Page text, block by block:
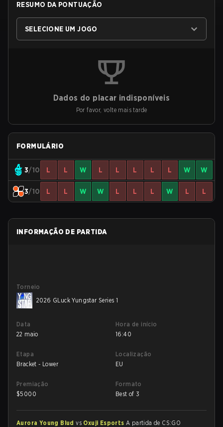
RESUMO DA PONTUAÇÃO
SELECIONE UM JOGO
Dados do placar indisponíveis
Por favor, volte mais tarde
FORMULÁRIO
3/10 L L W L L L L L W W
3/10 L L W W L L L W L L
INFORMAÇÃO DE PARTIDA
Torneio
2026 GLuck Yungstar Series 1
Data
22 maio
Hora de início
16:40
Etapa
Bracket - Lower
Localização
EU
Premiação
$5000
Formato
Best of 3
Aurora Young Bludvs Oxuji EsportsA partida de CS:GO